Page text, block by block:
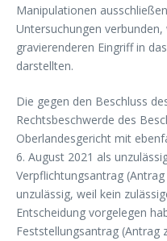
Manipulationen
Untersuchungen
gravierenderen Eingriff in
darstellten.
Die gegen den Beschluss
Rechtsbeschwerde des
Oberlandesgericht mit
6. August 2021 als
Verpflichtungsantrag
unzulässig, weil kein
Entscheidung vorgelegen
Feststellungsantrag (Antrag